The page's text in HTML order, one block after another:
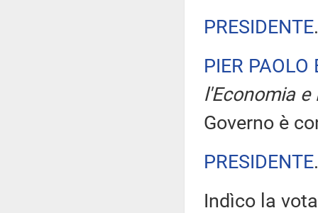
PRESIDENTE
PIER PAOLO
l'Economia e
Governo è
PRESIDENTE
Indìco la